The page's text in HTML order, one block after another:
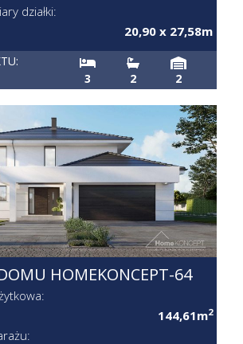
działki:
20,90 x 27,58m
3 2 2
HOMEKONCEPT-64
144,61m2